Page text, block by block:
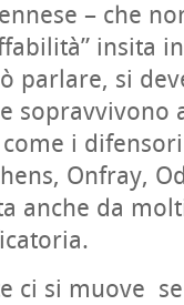
– che
insita
parlare, si
come i
Onfray,
anche da
si muove